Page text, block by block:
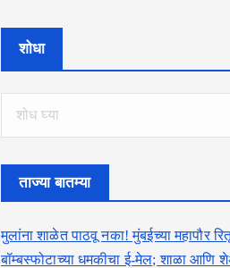
शोधा
ताज्या बातम्या
मुलांना शाळेत पाठवू नका! मुंबईच्या महापौर
बॉम्बस्फोटाच्या धमकीचा ई-मेल; शाळा आणि